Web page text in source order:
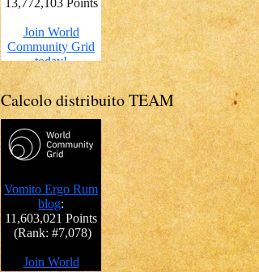
Calcolo distribuito TEAM